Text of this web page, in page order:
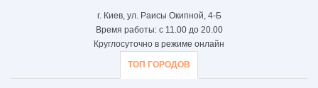
г. Киев, ул. Раисы Окипной, 4-Б
Время работы: с 11.00 до 20.00
Круглосуточно в режиме онлайн
ТОП ГОРОДОВ